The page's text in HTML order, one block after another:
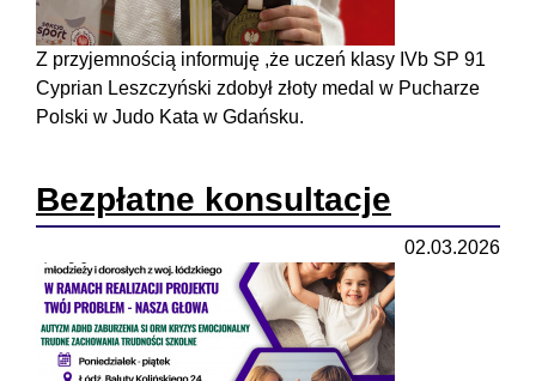
Z przyjemnością informuję ,że uczeń klasy IVb SP 91
Cyprian Leszczyński zdobył złoty medal w Pucharze
Polski w Judo Kata w Gdańsku.
Bezpłatne konsultacje
02.03.2026